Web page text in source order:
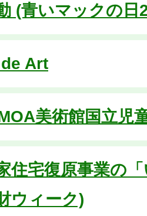
(青いマックの日
Art
美術館国立児
住宅復原事業の
ウィーク)